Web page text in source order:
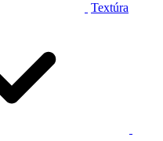
Textúra